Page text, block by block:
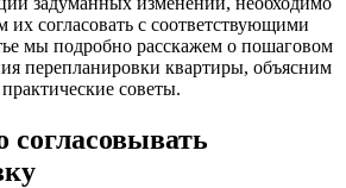
их согласовать с соответствующими
мы подробно расскажем о пошаговом
перепланировки квартиры, объясним
советы.